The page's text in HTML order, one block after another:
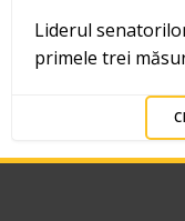
Liderul
primele trei